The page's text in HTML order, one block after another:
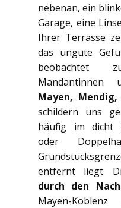
nebenan, ein
Garage, eine
Ihrer Terrasse
das ungute
beobachtet
Mandantinnen
Mayen,
schildern uns
häufig im dicht
oder
entfernt liegt.
durch den
Mayen-